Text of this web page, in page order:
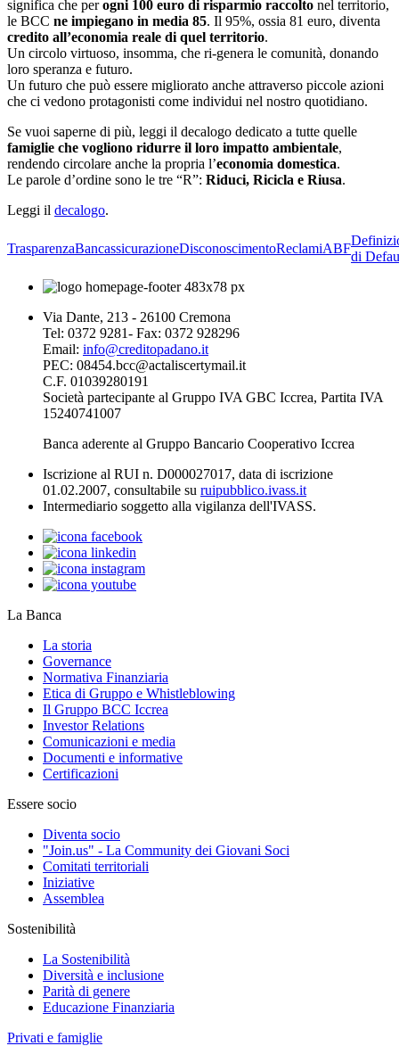
significa che perogni 100 euro di risparmio raccolto nel territorio,
le BCC ne impiegano in media 85. Il 95%, ossia 81 euro, diventa
credito all’economia reale di quel territorio.
Un circolo virtuoso, insomma, che ri-genera le comunità, donando
loro speranza e futuro.
Un futuro che può essere migliorato anche attraverso piccole azioni
che ci vedono protagonisti come individui nel nostro quotidiano.
Se vuoi saperne di più, leggi il decalogo dedicato a tutte quelle
famiglie che vogliono ridurre il loro impatto ambientale,
rendendo circolare anche la propria l’economia domestica.
Le parole d’ordine sono le tre “R”: Riduci, Ricicla e Riusa.
Leggi il decalogo.
TrasparenzaBancassicurazioneDisconoscimentoReclamiABF
di
Via Dante, 213 - 26100 Cremona
Tel: 0372 9281- Fax: 0372 928296
Email: info@creditopadano.it
PEC: 08454.bcc@actaliscertymail.it
C.F. 01039280191
Società partecipante al Gruppo IVA GBC Iccrea, Partita IVA
15240741007
Banca aderente al Gruppo Bancario Cooperativo Iccrea
Iscrizione al RUI n. D000027017, data di iscrizione
01.02.2007, consultabile su ruipubblico.ivass.it
Intermediario soggetto alla vigilanza dell'IVASS.
La Banca
La storia
Governance
Normativa Finanziaria
Etica di Gruppo e Whistleblowing
Il Gruppo BCC Iccrea
Investor Relations
Comunicazioni e media
Documenti e informative
Certificazioni
Essere socio
Diventa socio
"Join.us" - La Community dei Giovani Soci
Comitati territoriali
Iniziative
Assemblea
Sostenibilità
La Sostenibilità
Diversità e inclusione
Parità di genere
Educazione Finanziaria
Privati e famiglie